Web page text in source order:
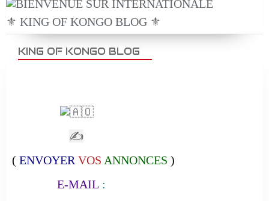
⚜️ KING OF KONGO BLOG ⚜️
KING OF KONGO BLOG
✍
( ENVOYER VOS ANNONCES )
E-MAIL :